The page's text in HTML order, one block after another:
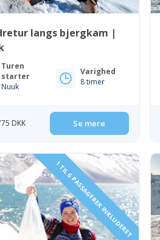
langs bjergkam |
Turen
starter
Nuuk
Varighed
8 timer
DKK Se mere
1 TIL 6 PASSAGERER INKLUDERET